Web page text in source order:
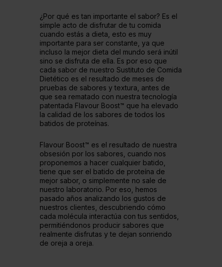
¿Por qué es tan importante el sabor? Es el
simple acto de disfrutar de tu comida
cuando estás a dieta, esto es muy
importante para ser constante, ya que
incluso la mejor dieta del mundo será inútil
sino se disfruta de ella. Es por eso que
cada sabor de nuestro Sustituto de Comida
Dietético es el resultado de meses de
pruebas de sabores y textura, antes de
que sea rematado con nuestra tecnología
patentada Flavour Boost™ que ha elevado
la calidad de los sabores de todos los
batidos de proteínas.
Flavour Boost™ es el resultado de nuestra
obsesión por los sabores, cuando nos
proponemos a hacer cualquier batido,
tiene que ser el batido de proteína de
mejor sabor, o simplemente no sale de
nuestro laboratorio. Por eso, hemos
pasado años analizando los gustos de
nuestros clientes, descubriendo cómo
cada molécula interactúa con tus sentidos,
permitiéndonos producir sabores que
realmente disfrutas y te dejan sonriendo
de oreja a oreja.